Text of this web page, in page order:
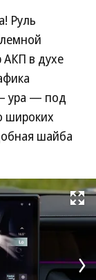
Руль
АКП в духе
ура — под
широких
шайба
Развернуть